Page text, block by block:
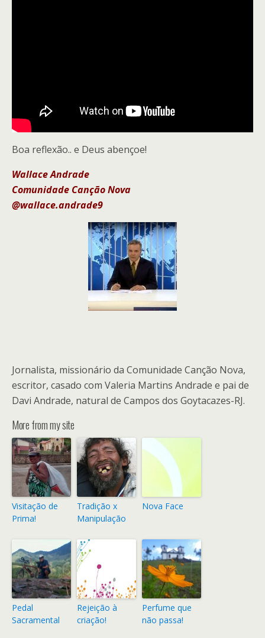
Boa reflexão.. e Deus abençoe!
Wallace Andrade
Comunidade Canção Nova
@wallace.andrade9
Jornalista, missionário da Comunidade Canção Nova,
escritor, casado com Valeria Martins Andrade e pai de
Davi Andrade, natural de Campos dos Goytacazes-RJ.
More from my site
Visitação de
Prima!
Tradição x
Manipulação
Nova Face
Pedal
Sacramental
Rejeição à
criação!
Perfume que
não passa!